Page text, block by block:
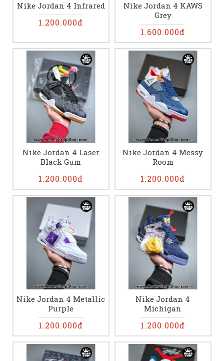
Nike Jordan 4 Infrared
1.200.000đ
Nike Jordan 4 KAWS
Grey
1.600.000đ
Nike Jordan 4 Laser
Black Gum
1.200.000đ
Nike Jordan 4 Messy
Room
1.200.000đ
Nike Jordan 4 Metallic
Purple
1.200.000đ
Nike Jordan 4
Michigan
1.200.000đ